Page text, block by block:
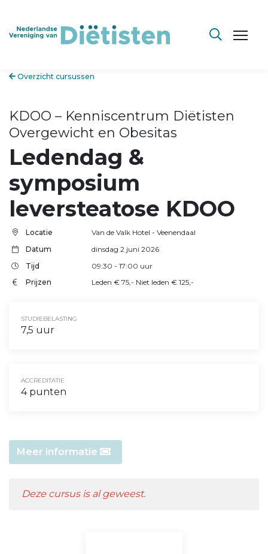
Overzicht cursussen
KDOO – Kenniscentrum Diëtisten
Overgewicht en Obesitas
Ledendag &
symposium
leversteatose KDOO
Locatie
Van de Valk Hotel - Veenendaal
Datum
dinsdag 2 juni 2026
Tijd
09:30 - 17:00 uur
Prijzen
Leden € 75,- Niet leden € 125,-
STUDIEBELASTING
7,5 uur
ACCREDITATIE
4 punten
Meer informatie
Deze cursus is al geweest.